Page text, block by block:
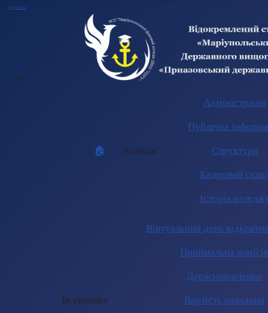
Open menu
🏠︎ Коледж
Адміністрація
Публічна
Структура
Кадровий
Історія
Вступнику
Віртуальний день
Приймальна комісія
Держзамовлення
Вартість навчання